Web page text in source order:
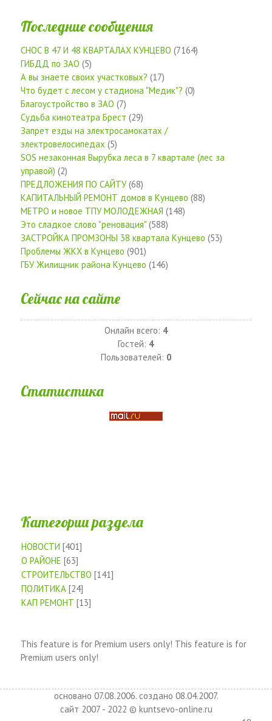
Последние сообщения
СНОС В 47 И 48 КВАРТАЛАХ КУНЦЕВО (7164)
ГИБДД по ЗАО (5)
А вы знаете своих участковых? (17)
Что будет с лесом у стадиона "Медик"? (0)
Благоустройство в ЗАО (7)
Судьба кинотеатра Брест (29)
Запрет езды на электросамокатах /
электровелосипедах (5)
SOS незаконная Вырубка леса в 7 квартале (лес за
управой) (2)
ПРЕДЛОЖЕНИЯ ПО САЙТУ(68)
КАПИТАЛЬНЫЙ РЕМОНТ домов в Кунцево (88)
МЕТРО и новое ТПУ МОЛОДЕЖНАЯ (148)
Это сладкое слово "реновация" (588)
ЗАСТРОЙКА ПРОМЗОНЫ 38 квартала Кунцево (53)
Проблемы ЖКХ в Кунцево (901)
ГБУ Жилищник района Кунцево (146)
Сейчас на сайте
Онлайн всего: 4
Гостей: 4
Пользователей: 0
Статистика
Категории раздела
НОВОСТИ [401]
О РАЙОНЕ [63]
СТРОИТЕЛЬСТВО [141]
ПОЛИТИКА [24]
КАП РЕМОНТ [13]
This feature is for Premium users only! This feature is for
Premium users only!
основано 07.08.2006. создано 08.04.2007.
сайт 2007 - 2022 © kuntsevo-online.ru